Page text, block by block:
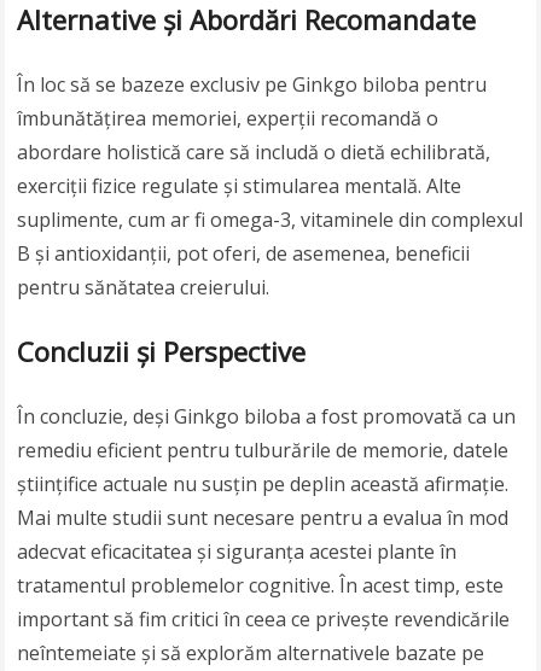
Alternative și Abordări Recomandate
În loc să se bazeze exclusiv pe Ginkgo biloba pentru
îmbunătățirea memoriei, experții recomandă o
abordare holistică care să includă o dietă echilibrată,
exerciții fizice regulate și stimularea mentală. Alte
suplimente, cum ar fi omega-3, vitaminele din complexul
B și antioxidanții, pot oferi, de asemenea, beneficii
pentru sănătatea creierului.
Concluzii și Perspective
În concluzie, deși Ginkgo biloba a fost promovată ca un
remediu eficient pentru tulburările de memorie, datele
științifice actuale nu susțin pe deplin această afirmație.
Mai multe studii sunt necesare pentru a evalua în mod
adecvat eficacitatea și siguranța acestei plante în
tratamentul problemelor cognitive. În acest timp, este
important să fim critici în ceea ce privește revendicările
neîntemeiate și să explorăm alternativele bazate pe